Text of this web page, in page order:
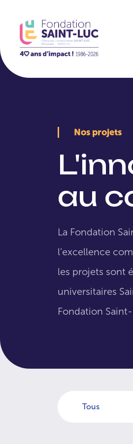
Nos projets
au
La Fondation
l’excellence
les projets sont
universitaires
Fondation
Tous